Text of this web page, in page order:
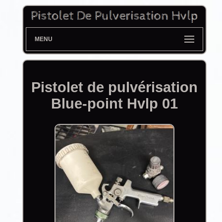
MENU
Pistolet de pulvérisation
Blue-point Hvlp 01